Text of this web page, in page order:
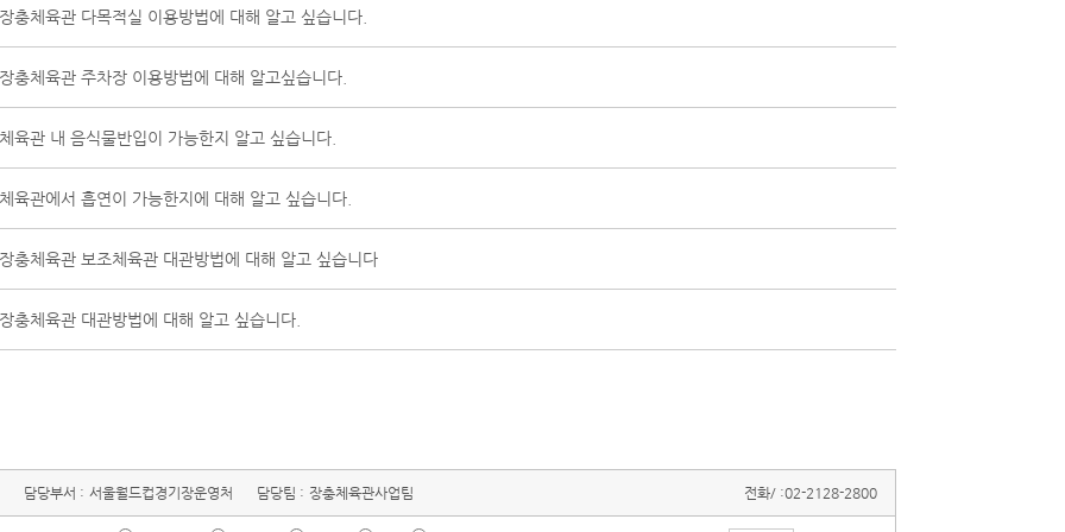
장충체육관 다목적실 이용방법에 대해 알고 싶습니다.
장충체육관 주차장 이용방법에 대해 알고싶습니다.
체육관 내 음식물반입이 가능한지 알고 싶습니다.
체육관에서 흡연이 가능한지에 대해 알고 싶습니다.
장충체육관 보조체육관 대관방법에 대해 알고 싶습니다
장충체육관 대관방법에 대해 알고 싶습니다.
담당부서 : 서울월드컵경기장운영처 담당팀 : 장충체육관사업팀 전화/ :02-2128-2800